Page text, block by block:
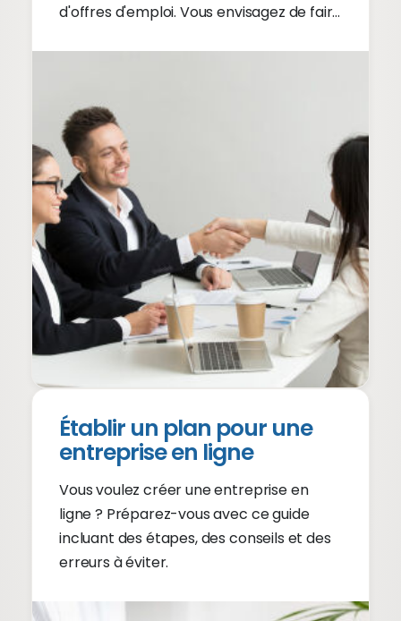
d'offres d'emploi. Vous envisagez de faire
Établir un plan pour une
entreprise en ligne
Vous voulez créer une entreprise en
ligne ? Préparez-vous avec ce guide
incluant des étapes, des conseils et des
erreurs à éviter.